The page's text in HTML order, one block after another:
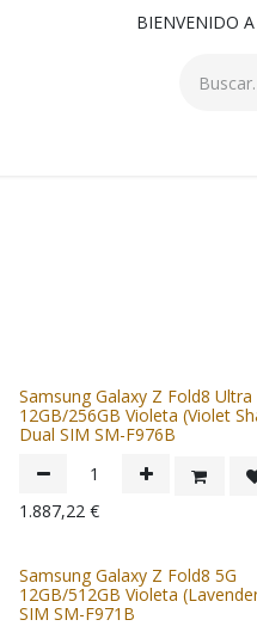
BIENVENIDO
Samsung Galaxy Z Fold8 Ultra
12GB/256GB Violeta (Violet
Dual SIM SM-F976B
1.887,22 €
Samsung Galaxy Z Fold8 5G
12GB/512GB Violeta
SIM SM-F971B